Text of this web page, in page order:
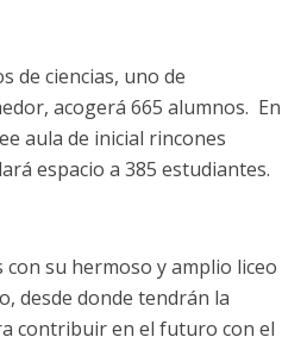
de ciencias, uno de
acogerá 665 alumnos. En
aula de inicial rincones
espacio a 385 estudiantes.
su hermoso y amplio liceo
desde donde tendrán la
contribuir en el futuro con el